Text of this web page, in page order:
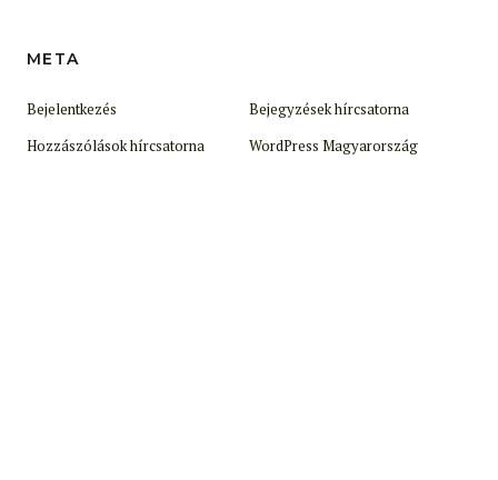
META
Bejelentkezés
Bejegyzések hírcsatorna
Hozzászólások hírcsatorna
WordPress Magyarország